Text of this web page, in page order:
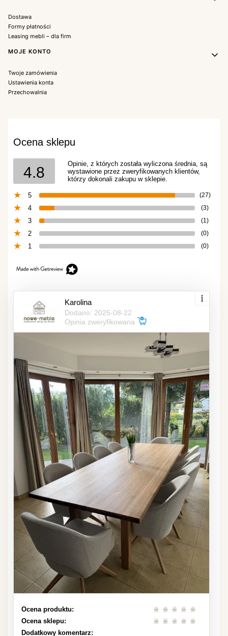
Dostawa
Formy płatności
Leasing mebli – dla firm
MOJE KONTO
Twoje zamówienia
Ustawienia konta
Przechowalnia
Ocena sklepu
4.8
Opinie, z których została wyliczona średnia, są
wystawione przez zweryfikowanych klientów,
którzy dokonali zakupu w sklepie.
5 (27)
4 (3)
3 (1)
2 (0)
1 (0)
Karolina
Dodano: 2025-08-22
Opinia zweryfikowana
Ocena produktu:
Ocena sklepu:
Dodatkowy komentarz: